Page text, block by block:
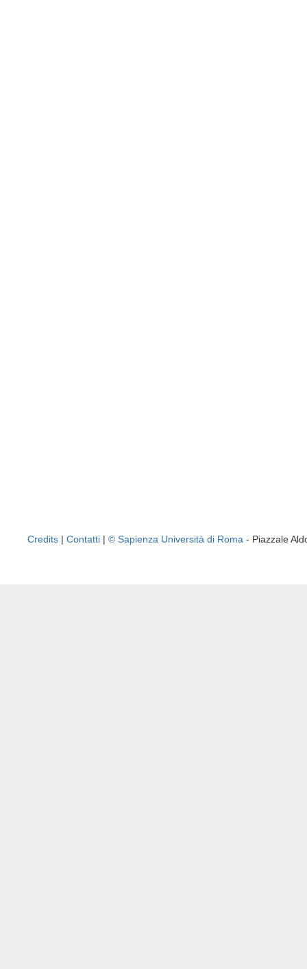
Credits | Contatti | © Sapienza Università di Roma - Piazzale